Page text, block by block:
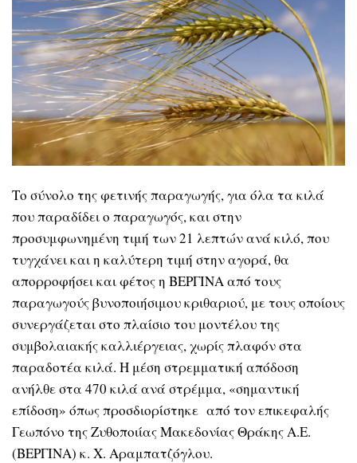
Το σύνολο της φετινής παραγωγής, για όλα τα κιλά
που παραδίδει ο παραγωγός, και στην
προσυμφωνημένη τιμή των 21 λεπτών ανά κιλό, που
τυγχάνει και η καλύτερη τιμή στην αγορά, θα
απορροφήσει και φέτος η ΒΕΡΓΙΝΑ από τους
παραγωγούς βυνοποιήσιμου κριθαριού, με τους οποίους
συνεργάζεται στο πλαίσιο του μοντέλου της
συμβολαιακής καλλιέργειας, χωρίς πλαφόν στα
παραδοτέα κιλά. Η μέση στρεμματική απόδοση
ανήλθε στα 470 κιλά ανά στρέμμα, «σημαντική
επίδοση» όπως προσδιορίστηκε από τον επικεφαλής
Γεωπόνο της Ζυθοποιίας Μακεδονίας Θράκης Α.Ε.
(ΒΕΡΓΙΝΑ) κ. Χ. Αραμπατζόγλου.